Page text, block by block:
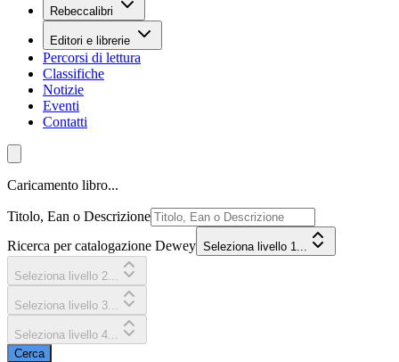
Rebeccalibri
Editori e librerie
Percorsi di lettura
Classifiche
Notizie
Eventi
Contatti
Caricamento libro...
Titolo, Ean o Descrizione
Ricerca per catalogazione Dewey Seleziona livello 1...
Seleziona livello 2...
Seleziona livello 3...
Seleziona livello 4...
Cerca